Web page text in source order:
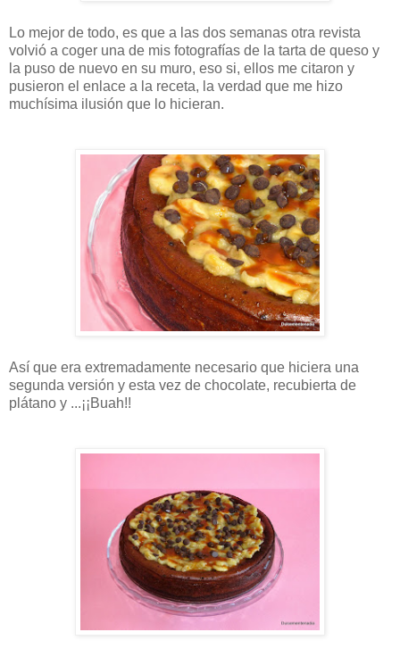
Lo mejor de todo, es que a las dos semanas otra revista
volvió a coger una de mis fotografías de la tarta de queso y
la puso de nuevo en su muro, eso si, ellos me citaron y
pusieron el enlace a la receta, la verdad que me hizo
muchísima ilusión que lo hicieran.
Así que era extremadamente necesario que hiciera una
segunda versión y esta vez de chocolate, recubierta de
plátano y ...¡¡Buah!!